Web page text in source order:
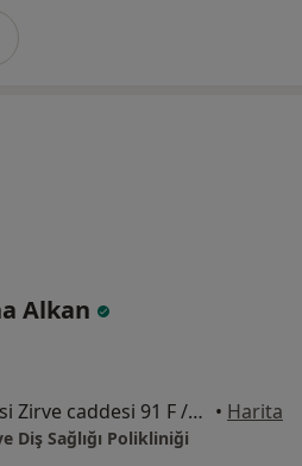
Alkan
Yeni Bağlıca mahallesi Zirve caddesi 91 F /10, Ankara • Harita
Diş Sağlığı Polikliniği